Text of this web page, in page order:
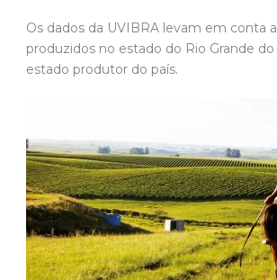
Os dados da UVIBRA levam em conta
produzidos no estado do Rio Grande do
estado produtor do país.